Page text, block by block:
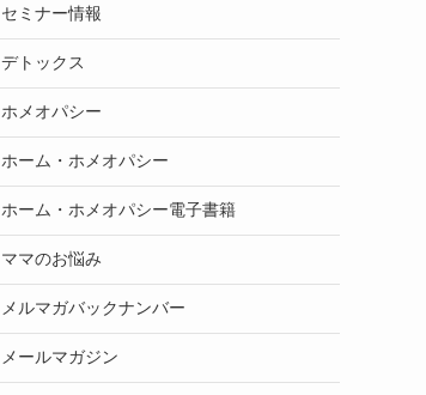
セミナー情報
デトックス
ホメオパシー
ホーム・ホメオパシー
ホーム・ホメオパシー電子書籍
ママのお悩み
メルマガバックナンバー
メールマガジン